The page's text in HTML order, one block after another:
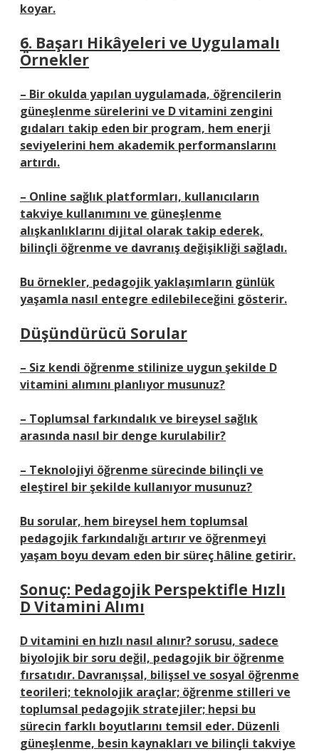
koyar.
6. Başarı Hikâyeleri ve Uygulamalı
Örnekler
– Bir okulda yapılan uygulamada, öğrencilerin
güneşlenme sürelerini ve D vitamini zengini
gıdaları takip eden bir program, hem enerji
seviyelerini hem akademik performanslarını
artırdı.
– Online sağlık platformları, kullanıcıların
takviye kullanımını ve güneşlenme
alışkanlıklarını dijital olarak takip ederek,
bilinçli öğrenme ve davranış değişikliği sağladı.
Bu örnekler, pedagojik yaklaşımların günlük
yaşamla nasıl entegre edilebileceğini gösterir.
Düşündürücü Sorular
– Siz kendi öğrenme stilinize uygun şekilde D
vitamini alımını planlıyor musunuz?
– Toplumsal farkındalık ve bireysel sağlık
arasında nasıl bir denge kurulabilir?
– Teknolojiyi öğrenme sürecinde bilinçli ve
eleştirel bir şekilde kullanıyor musunuz?
Bu sorular, hem bireysel hem toplumsal
pedagojik farkındalığı artırır ve öğrenmeyi
yaşam boyu devam eden bir süreç hâline getirir.
Sonuç: Pedagojik Perspektifle Hızlı
D Vitamini Alımı
D vitamini en hızlı nasıl alınır? sorusu, sadece
biyolojik bir soru değil, pedagojik bir öğrenme
fırsatıdır. Davranışsal, bilişsel ve sosyal öğrenme
teorileri; teknolojik araçlar; öğrenme stilleri ve
toplumsal pedagojik stratejiler; hepsi bu
sürecin farklı boyutlarını temsil eder. Düzenli
güneşlenme, besin kaynakları ve bilinçli takviye